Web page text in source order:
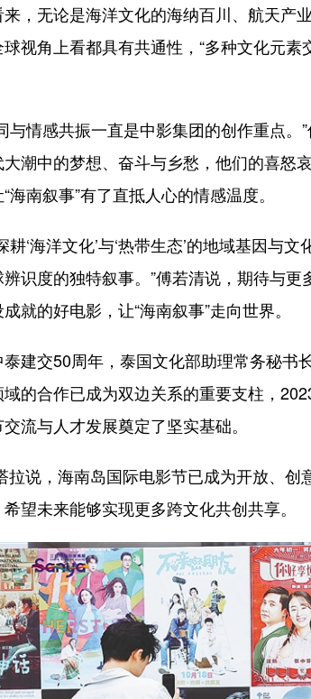
，无论是海洋文化的海纳百川、航天产
视角上看都具有共通性，“多种文化元
情感共振一直是中影集团的创作重点。”
潮中的梦想、奋斗与乡愁，他们的喜怒
海南叙事”有了直抵人心的情感温度。
‘海洋文化’与‘热带生态’的地域基因与
识度的独特叙事。”傅若清说，期待与
就的好电影，让“海南叙事”走向世界。
交50周年，泰国文化部助理常务秘书
的合作已成为双边关系的重要支柱，
流与人才发展奠定了坚实基础。
说，海南岛国际电影节已成为开放、创
望未来能够实现更多跨文化共创共享。